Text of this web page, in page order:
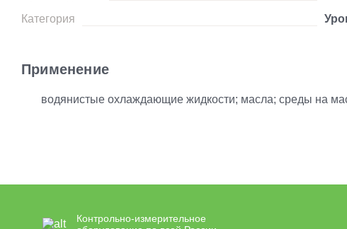
Категория
Применение
водянистые охлаждающие жидкости; масла; среды на
Контрольно-измерительное